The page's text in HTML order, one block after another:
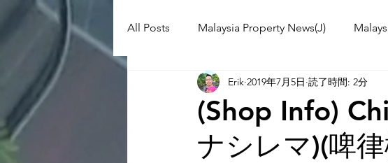
All Posts Malaysia Property News(J)
Aunty Aya Blog(J) Aunty Aya's kitchen(J)
Shop Informetion(J) Event Workshop(J)
(Shop Info)
ナシレマ)(啤
Erik 2019年7月5日 読了時間: 2分